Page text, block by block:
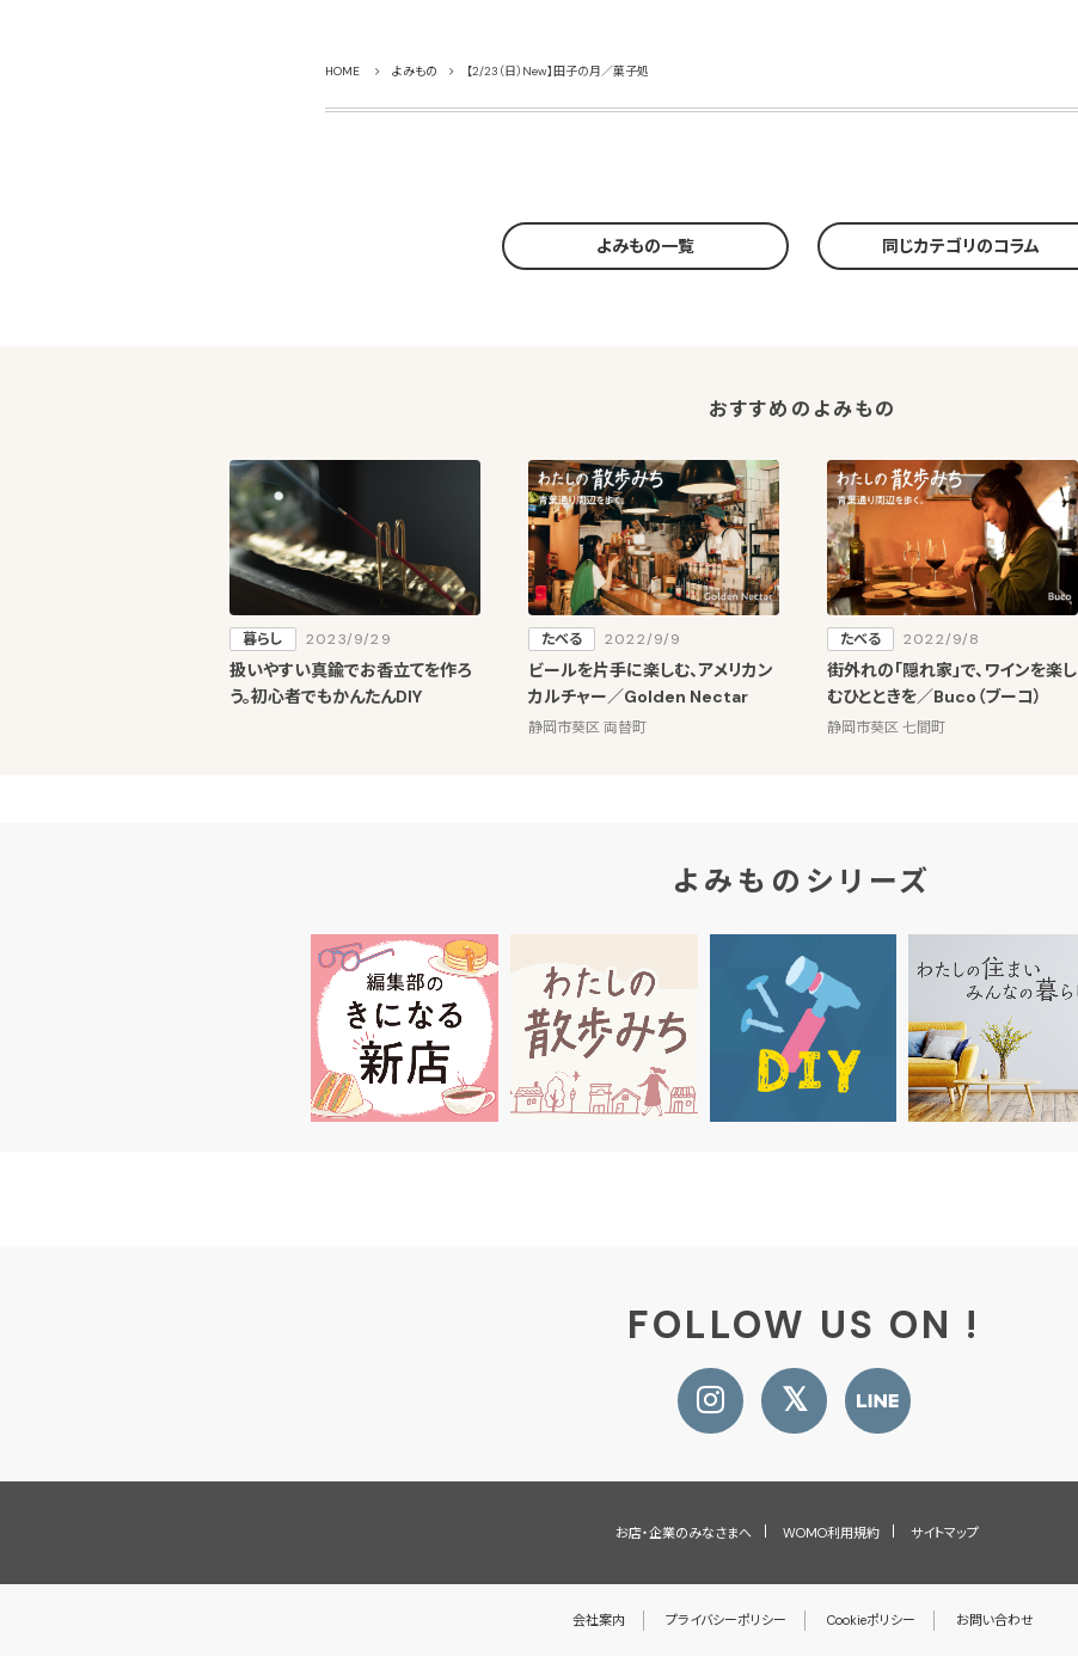
HOME よみもの 【2/23（日）New】田子の月／菓子処
よみもの一覧 同じカテゴリのコラム
おすすめのよみもの
暮らし 2023/9/29
扱いやすい真鍮でお香立てを作ろ
う。初心者でもかんたんDIY
たべる 2022/9/9
ビールを片手に楽しむ、アメリカン
カルチャー／Golden Nectar
静岡市葵区 両替町
たべる 2022/9/8
街外れの「隠れ家」で、ワインを楽し
むひとときを／Buco（ブーコ）
静岡市葵区 七間町
よみものシリーズ
FOLLOW US ON !
お店・企業のみなさまへ WOMO利用規約 サイトマップ
会社案内 プライバシーポリシー Cookieポリシー お問い合わせ